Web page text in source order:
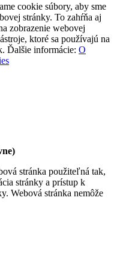
cookie súbory, aby sme
stránky. To zahŕňa aj
zobrazenie webovej
ktoré sa používajú na
Ďalšie informácie: O
stránka použiteľná tak,
stránky a prístup k
Webová stránka nemôže